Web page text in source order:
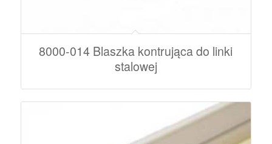
8000-014 Blaszka kontrująca do linki
stalowej